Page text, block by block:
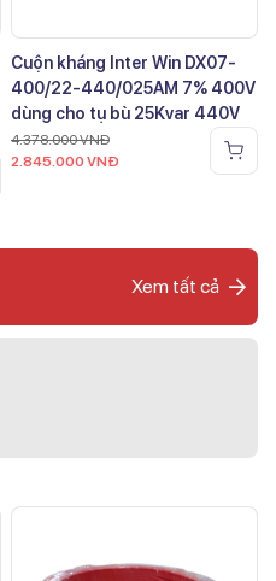
Cuộn kháng Inter Win DX07-
400/22-440/025AM 7% 400V
dùng cho tụ bù 25Kvar 440V
4.378.000VNĐ
2.845.000 VNĐ
Xem tất cả